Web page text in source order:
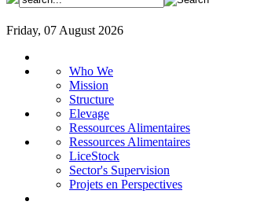
Friday, 07 August 2026
Who We
Mission
Structure
Elevage
Ressources Alimentaires
Ressources Alimentaires
LiceStock
Sector's Supervision
Projets en Perspectives